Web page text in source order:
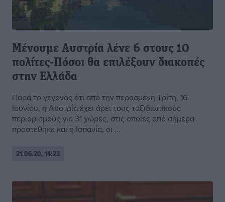
Μένουμε Αυστρία λένε 6 στους 10
πολίτες-Πόσοι θα επιλέξουν διακοπές
στην Ελλάδα
Παρά το γεγονός ότι από την περασμένη Τρίτη, 16
Ιουνίου, η Αυστρία έχει άρει τους ταξιδιωτικούς
περιορισμούς για 31 χώρες, στις οποίες από σήμερα
προστέθηκε και η Ισπανία, οι ...
21.06.20, 14:23